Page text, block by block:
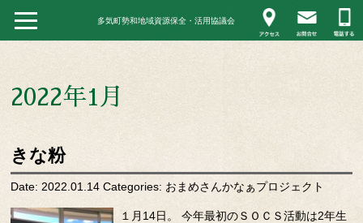
多気町勢和地域資源保全・活用協議会
2022年1月
きな粉
Date: 2022.01.14 Categories: おまめさんかなぁプロジェクト
１月14日。 今年最初のＳＯＣＳ活動は2年生